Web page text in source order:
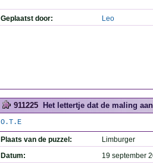
Geplaatst door: Leo
911225 Het lettertje dat de maling
O.T.E
Plaats van de puzzel:
Limburger
Datum:
19 september